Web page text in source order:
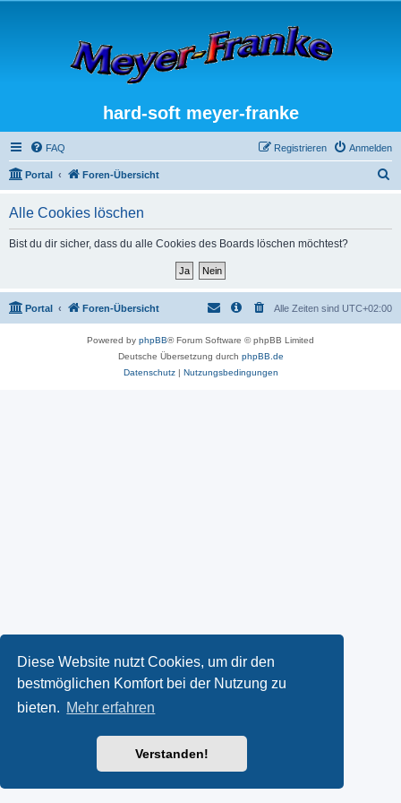
Diese Website nutzt Cookies, um dir den
bestmöglichen Komfort bei der Nutzung zu
bieten. Mehr erfahren
Verstanden!
hard-soft meyer-franke
FAQ Anmelden
Registrieren
Portal Foren-Übersicht
Alle Cookies löschen
Bist du dir sicher, dass du alle Cookies des Boards löschen möchtest?
Portal Foren-Übersicht Alle Zeiten sind UTC+02:00
Powered by phpBB® Forum Software © phpBB Limited
Deutsche Übersetzung durch phpBB.de
Datenschutz| Nutzungsbedingungen